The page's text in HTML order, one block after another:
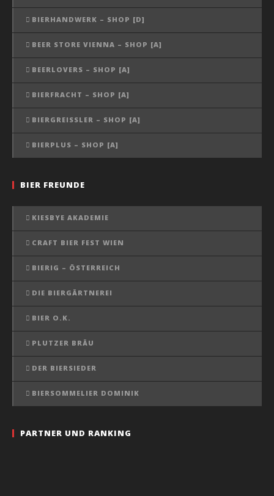
BIERHANDWERK – SHOP [D]
BEER STORE VIENNA – SHOP [A]
BEERLOVERS – SHOP [A]
BIERFRACHT – SHOP [A]
BIERGREISSLER – SHOP [A]
BIERPLUS – SHOP [A]
BIER FREUNDE
KIESBYE AKADEMIE
CRAFT BIER FEST WIEN
BIERIG – ÖSTERREICH
DIE BIERGÄRTNEREI
BIER O.K.
PLUTZER BRÄU
DER BIERSIEDER
BIERSOMMELIER DOMINIK
PARTNER UND RANKING